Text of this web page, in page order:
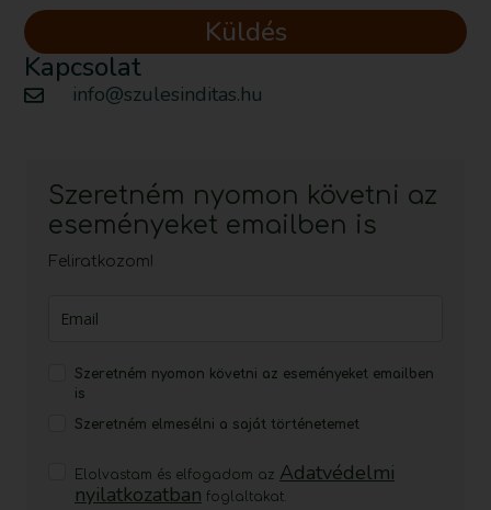
Küldés
Kapcsolat
info@szulesinditas.hu
Szeretném nyomon követni az
eseményeket emailben is
Feliratkozom!
Szeretném nyomon követni az eseményeket emailben
is
Szeretném elmesélni a saját történetemet
Elolvastam és elfogadom az Adatvédelmi
nyilatkozatban foglaltakat.